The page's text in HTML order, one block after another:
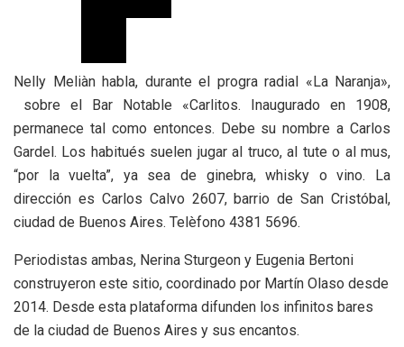
Nelly Meliàn habla, durante el progra radial «La Naranja»,
sobre el Bar Notable «Carlitos. Inaugurado en 1908,
permanece tal como entonces. Debe su nombre a Carlos
Gardel. Los habitués suelen jugar al truco, al tute o al mus,
“por la vuelta”, ya sea de ginebra, whisky o vino. La
dirección es Carlos Calvo 2607, barrio de San Cristóbal,
ciudad de Buenos Aires. Telèfono 4381 5696.
Periodistas ambas, Nerina Sturgeon y Eugenia Bertoni
construyeron este sitio, coordinado por Martín Olaso desde
2014. Desde esta plataforma difunden los infinitos bares
de la ciudad de Buenos Aires y sus encantos.